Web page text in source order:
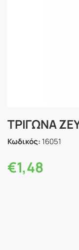
ΤΡΙΓΩΝΑ
Κωδικός: 16051
€1,48